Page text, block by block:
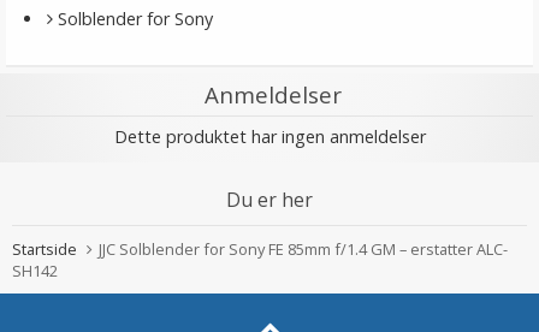
Solblender for Sony
Anmeldelser
Dette produktet har ingen anmeldelser
Du er her
Startside
JJC Solblender for Sony FE 85mm f/1.4 GM – erstatter ALC-
SH142